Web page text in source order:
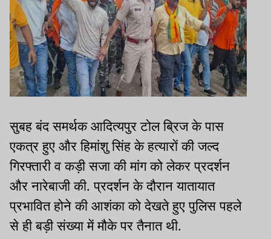
सुबह बंद समर्थक आदित्यपुर टोल ब्रिज के पास
एकत्र हुए और हिमांशु सिंह के हत्यारों की जल्द
गिरफ्तारी व कड़ी सजा की मांग को लेकर प्रदर्शन
और नारेबाजी की. प्रदर्शन के दौरान यातायात
प्रभावित होने की आशंका को देखते हुए पुलिस पहले
से ही बड़ी संख्या में मौके पर तैनात थी.